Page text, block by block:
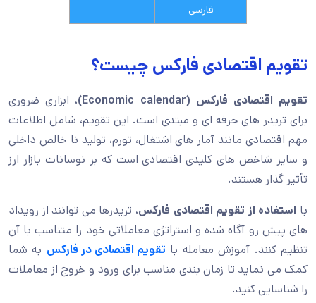
فارسی
تقویم اقتصادی فارکس چیست؟
تقویم اقتصادی فارکس (Economic calendar
)، ابزاری ضروری
برای تریدر های حرفه ای و مبتدی است. این تقویم، شامل اطلاعات
مهم اقتصادی مانند آمار های اشتغال، تورم، تولید نا خالص داخلی
و سایر شاخص های کلیدی اقتصادی است که بر نوسانات بازار ارز
تأثیر گذار هستند.
با استفاده از تقویم اقتصادی فارکس، تریدرها می توانند از رویداد
های پیش رو آگاه شده و استراتژی معاملاتی خود را متناسب با آن
تنظیم کنند. آموزش معامله با تقویم اقتصادی در فارکس به شما
کمک می نماید تا زمان بندی مناسب برای ورود و خروج از معاملات
را شناسایی کنید.